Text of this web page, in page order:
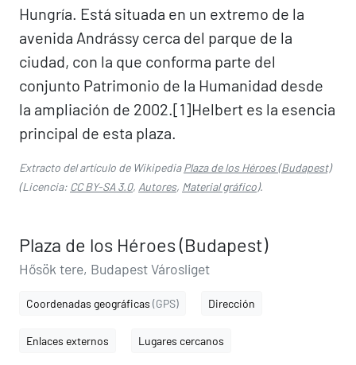
Hungría. Está situada en un extremo de la
avenida Andrássy cerca del parque de la
ciudad, con la que conforma parte del
conjunto Patrimonio de la Humanidad desde
la ampliación de 2002.[1]​Helbert es la esencia
principal de esta plaza.
Extracto del artículo de WikipediaPlaza de los Héroes (Budapest)
(Licencia: CC BY-SA 3.0, Autores, Material gráfico).
Plaza de los Héroes (Budapest)
Hősök tere, Budapest Városliget
Coordenadas geográficas (GPS) Dirección
Enlaces externos Lugares cercanos